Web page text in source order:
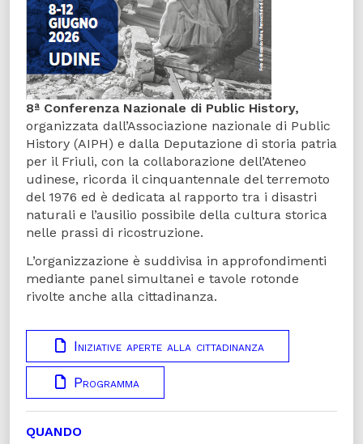
8ª Conferenza Nazionale di Public History,
organizzata dall’Associazione nazionale di Public
History (AIPH) e dalla Deputazione di storia patria
per il Friuli, con la collaborazione dell’Ateneo
udinese, ricorda il cinquantennale del terremoto
del 1976 ed è dedicata al rapporto tra i disastri
naturali e l’ausilio possibile della cultura storica
nelle prassi di ricostruzione.
L’organizzazione è suddivisa in approfondimenti
mediante panel simultanei e tavole rotonde
rivolte anche alla cittadinanza.
Iniziative aperte alla cittadinanza
Programma
QUANDO